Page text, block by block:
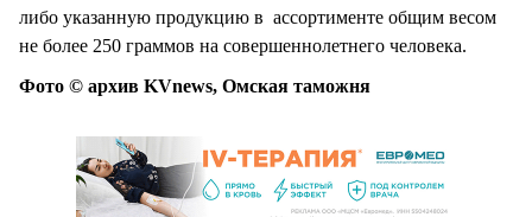
либо указанную продукцию в ассортименте общим весом
не более 250 граммов на совершеннолетнего человека.
Фото © архив KVnews, Омская таможня